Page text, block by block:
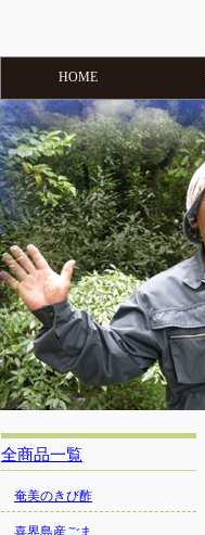
HOME
全商品一覧
奄美のきび酢
喜界島産ごま